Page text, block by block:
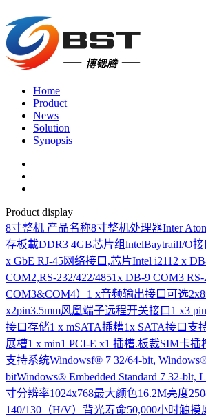
Home
Product
News
Solution
Synopsis
Product display
8寸整机 产品名称8寸整机处理器Inter
存板載DDR3 4GB芯片组lntelBaytrailI/O接
x GbE RJ-45网络接口,芯片Intel i2112 x
COM2,RS-232/422/4851x DB-9 COM3
COM3&COM4）1 x音频输出接口可选
x2pin3.5mm风凰端子远程开关接口1 x3
接口存储1 x mSATA插糟1x SATA接口支
展槽1 x min1 PCI-E x1 插槽.板裁SIM卡
支持系统Windowsf® 7 32/64-bit,
bitWindows® Embedded Standard 7 32-blt,
寸分辨率1024x768最大颜色16.2M亮度
140/130（H/V）背光寿命50,000小时触